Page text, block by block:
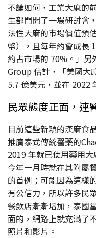
不論如何，工業大麻的
生部門開了一場研討會
法性大麻的市場價值預
幣），且每年約會成長
約占市場的 70%。」
Group 估計，「美國大
5.7 億美元，並在 2022
民眾態度正面，連
目前這些新穎的漢麻食
推廣泰式傳統醫藥的
2019 年就已使用藥用
今年一月時就在其附屬
的首例；可能因為這樣
有公信力，所以許多民
餐飲店漸漸增加，泰國
面的，網路上就充滿了
照片和影片。